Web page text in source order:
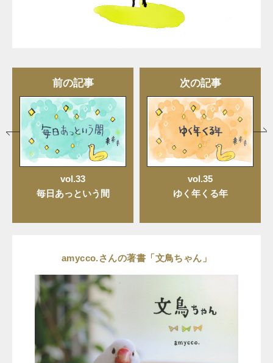
前の記事
vol.33
毎日あっという間
次の記事
vol.35
ゆく年くる年
amycco.さんの著書「文鳥ちゃん」